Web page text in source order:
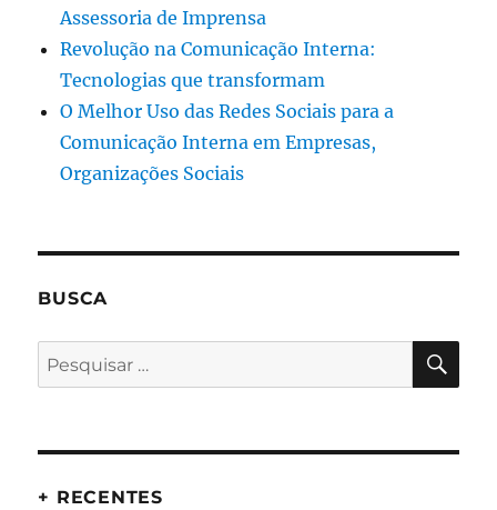
Assessoria de Imprensa
Revolução na Comunicação Interna:
Tecnologias que transformam
O Melhor Uso das Redes Sociais para a
Comunicação Interna em Empresas,
Organizações Sociais
BUSCA
Pesquisar
por:
+ RECENTES